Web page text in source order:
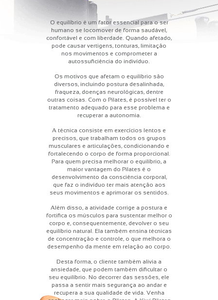
O equilíbrio é um fator essencial para o ser
humano se locomover de forma saudável,
confortável e com liberdade. Quando afetado,
pode causar vertigens, tonturas, limitação
nos movimentos e comprometer a
autossuficiência do indivíduo.
Os motivos que afetam o equilíbrio são
diversos, incluindo postura desalinhada,
fraqueza, doenças neurológicas, dentre
outras coisas. Com o Pilates, é possível ter o
tratamento adequado para esse problema e
recuperar a autonomia.
A técnica consiste em exercícios lentos e
precisos, que trabalham todos os grupos
musculares e articulações, condicionando e
fortalecendo o corpo de forma proporcional.
Para quem precisa melhorar o equilíbrio, a
maior vantagem do Pilates é o
desenvolvimento da consciência corporal,
que faz o indivíduo ter mais atenção aos
seus movimentos e aprimorar os sentidos.
Além disso, a atividade corrige a postura e
fortifica os músculos para sustentar melhor o
corpo e, consequentemente, devolver o seu
equilíbrio natural. Ela também ensina técnicas
de concentração e controle, o que melhora o
desempenho da mente em relação ao corpo.
Desta forma, o cliente também alivia a
ansiedade, que podem também dificultar o
seu equilíbrio. No decorrer das sessões, ele
passa a sentir mais segurança ao andar e
recupera a sua qualidade de vida. Venha